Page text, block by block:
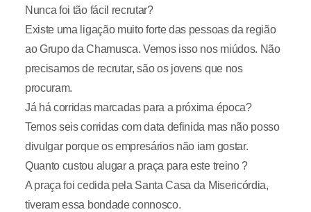
Nunca foi tão fácil recrutar?
Existe uma ligação muito forte das pessoas da região
ao Grupo da Chamusca. Vemos isso nos miúdos. Não
precisamos de recrutar, são os jovens que nos
procuram.
Já há corridas marcadas para a próxima época?
Temos seis corridas com data definida mas não posso
divulgar porque os empresários não iam gostar.
Quanto custou alugar a praça para este treino ?
A praça foi cedida pela Santa Casa da Misericórdia,
tiveram essa bondade connosco.